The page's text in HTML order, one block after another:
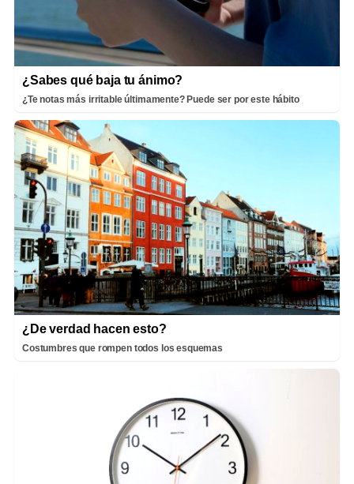
¿Sabes qué baja tu ánimo?
¿Te notas más irritable últimamente? Puede ser por este hábito
¿De verdad hacen esto?
Costumbres que rompen todos los esquemas